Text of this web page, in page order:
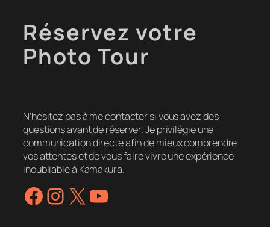
Réservez votre
Photo Tour
N’hésitez pas à me contacter si vous avez des
questions avant de réserver. Je privilégie une
communication directe afin de mieux comprendre
vos attentes et de vous faire vivre une expérience
inoubliable à Kamakura.
Facebook Instagram X YouTube